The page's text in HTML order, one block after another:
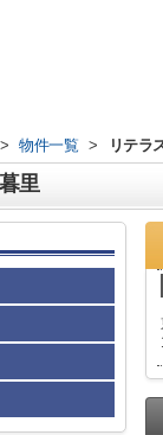
> 物件一覧 > リテラ
里